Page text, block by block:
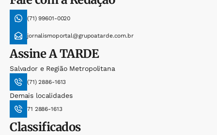
(71) 99601-0020
jornalismoportal@grupoatarde.com.br
AssineA TARDE
Salvador e Região Metropolitana
(71) 2886-1613
Demais localidades
71 2886-1613
Classificados